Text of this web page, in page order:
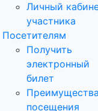
Личный
участника
Посетителям
Получить
электронный
билет
посещения